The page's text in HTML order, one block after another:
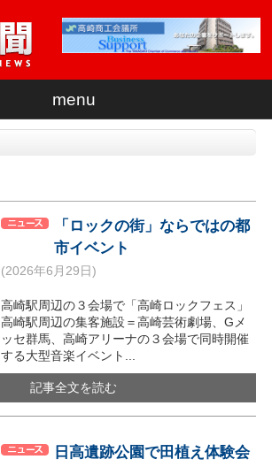
menu
「ロックの街」ならではの都
市イベント
(2026年6月29日)
高崎駅周辺の３会場で「高崎ロックフェス」
高崎駅周辺の集客施設＝高崎芸術劇場、Gメ
ッセ群馬、高崎アリーナの３会場で同時開催
する大型音楽イベント...
記事全文を読む
日高遺跡公園で田植え体験会